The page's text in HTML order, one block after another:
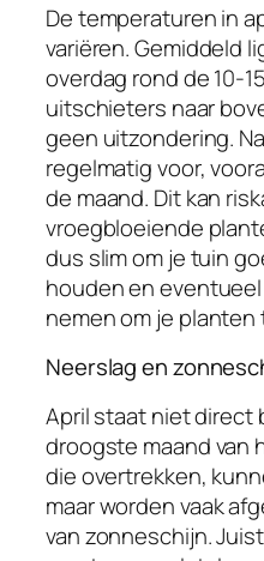
De temperaturen in
variëren. Gemiddeld
overdag rond de 10-
uitschieters naar
geen uitzondering.
regelmatig voor,
de maand. Dit kan
vroegbloeiende
dus slim om je tuin
houden en
nemen om je
Neerslag en
April staat niet direct
droogste maand van
die overtrekken,
maar worden vaak
van zonneschijn.